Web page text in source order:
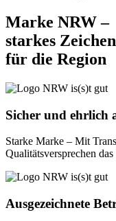
Marke NRW –
starkes Zeichen
für die Region
Sicher und ehrlich
Starke Marke – Mit
Qualitätsversprechen
Ausgezeichnete